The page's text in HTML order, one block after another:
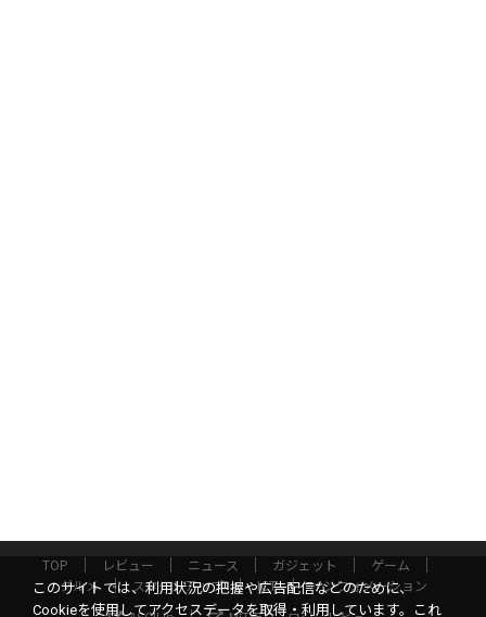
TOP レビュー ニュース ガジェット
ゲーム
グルメ
スタートアップ ICT
インフォメーション
このサイトでは、利用状況の把握や広告配信などのために、
Cookieを使用してアクセスデータを取得・利用しています。これ